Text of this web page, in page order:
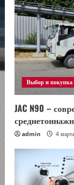
т
ь
ч
т
е
н
и
е
Выбор и покупка
JAC N90 –
admin 4